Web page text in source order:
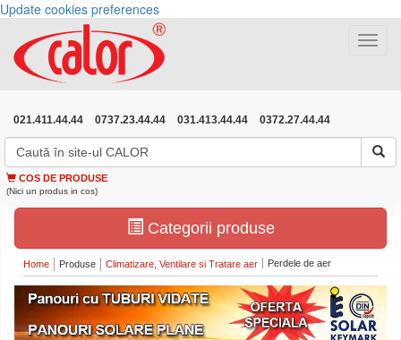
Update cookies preferences
Toggle
021.411.44.44 0737.23.44.44 031.413.44.44 0372.27.44.44
COS DE PRODUSE
(Nici un produs in cos)
Categorii produse
Home Produse Climatizare, Ventilare si Tratare aer Perdele de aer